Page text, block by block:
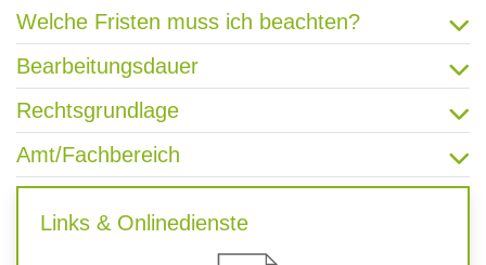
Welche Fristen muss ich beachten?
Bearbeitungsdauer
Rechtsgrundlage
Amt/Fachbereich
Links & Onlinedienste